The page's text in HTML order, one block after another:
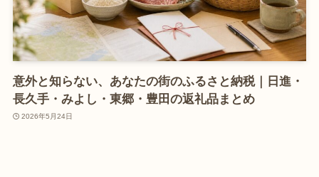
意外と知らない、あなたの街のふるさと納税｜日進・
長久手・みよし・東郷・豊田の返礼品まとめ
2026年5月24日